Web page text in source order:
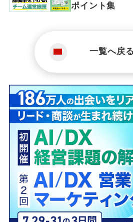
ポイント集
一覧へ戻る